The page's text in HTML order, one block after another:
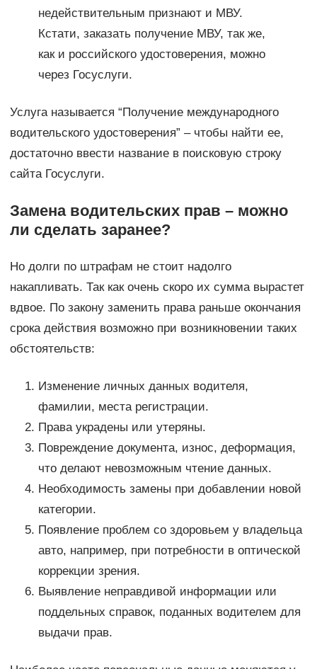
недействительным признают и МВУ.
Кстати, заказать получение МВУ, так же,
как и российского удостоверения, можно
через Госуслуги.
Услуга называется “Получение международного
водительского удостоверения” – чтобы найти ее,
достаточно ввести название в поисковую строку
сайта Госуслуги.
Замена водительских прав – можно
ли сделать заранее?
Но долги по штрафам не стоит надолго
накапливать. Так как очень скоро их сумма вырастет
вдвое. По закону заменить права раньше окончания
срока действия возможно при возникновении таких
обстоятельств:
Изменение личных данных водителя,
фамилии, места регистрации.
Права украдены или утеряны.
Повреждение документа, износ, деформация,
что делают невозможным чтение данных.
Необходимость замены при добавлении новой
категории.
Появление проблем со здоровьем у владельца
авто, например, при потребности в оптической
коррекции зрения.
Выявление неправдивой информации или
поддельных справок, поданных водителем для
выдачи прав.